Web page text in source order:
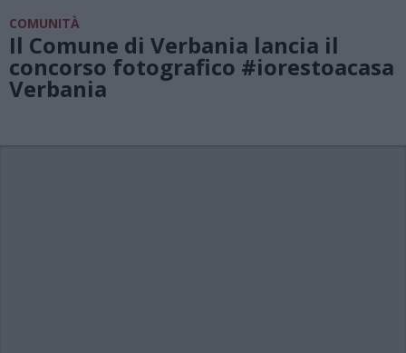
COMUNITÀ
Il Comune di Verbania lancia il
concorso fotografico #iorestoacasa
Verbania